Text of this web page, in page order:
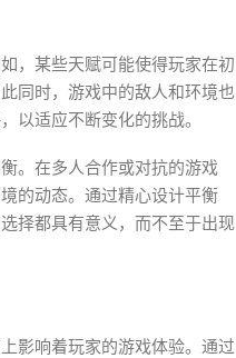
，某些天赋可能使得玩家在初
同时，游戏中的敌人和环境也
以适应不断变化的挑战。
。在多人合作或对抗的游戏
的动态。通过精心设计平衡
择都具有意义，而不至于出现
影响着玩家的游戏体验。通过